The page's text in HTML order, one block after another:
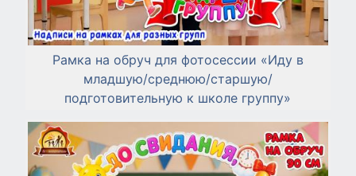
Рамка на обруч для фотосессии «Иду в
младшую/среднюю/старшую/
подготовительную к школе группу»